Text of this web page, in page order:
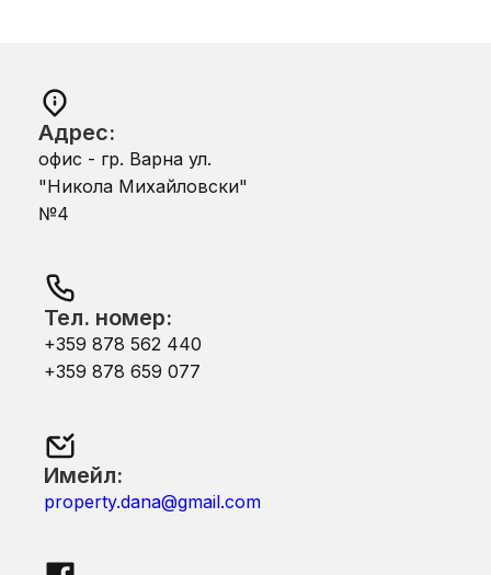
Адрес:
офис - гр. Варна ул.
"Никола Михайловски"
№4
Тел. номер:
+359 878 562 440
+359 878 659 077
Имейл:
property.dana@gmail.com